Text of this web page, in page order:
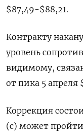
$87,49-$88,21.
Контракту
уровень
видимому,
от пика 5 апреля
Коррекция
(c) может пройти